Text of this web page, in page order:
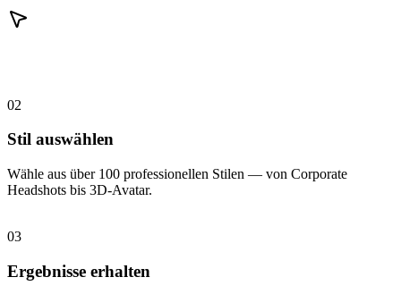
02
Stil auswählen
Wähle aus über 100 professionellen Stilen — von Corporate
Headshots bis 3D-Avatar.
03
Ergebnisse erhalten